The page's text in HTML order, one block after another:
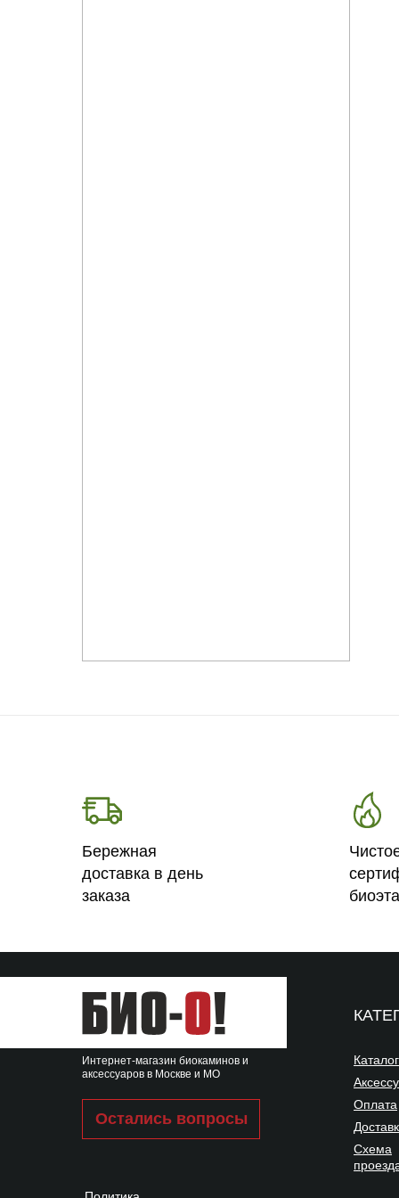
Бережная
доставка в день
заказа
Каталог
Оплата
Схема
Интернет-магазин биокаминов и
аксессуаров в Москве и МО
Остались вопросы